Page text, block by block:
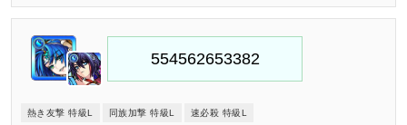
熱き友撃 特級L 同族加撃 特級L 速必殺 特級L